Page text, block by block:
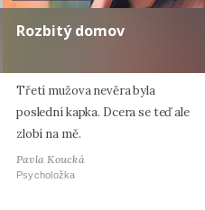
Rozbitý domov
Třetí mužova nevěra byla
poslední kapka. Dcera se teď ale
zlobí na mě.
Pavla Koucká
Psycholožka